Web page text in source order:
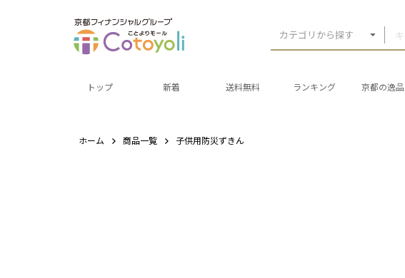
カテゴリから探す
トップ 新着 送料無料 ランキング 京都の逸品
ホーム 商品一覧 子供用防災ずきん